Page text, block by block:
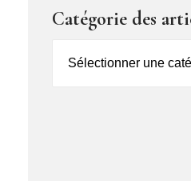
Catégorie des
des